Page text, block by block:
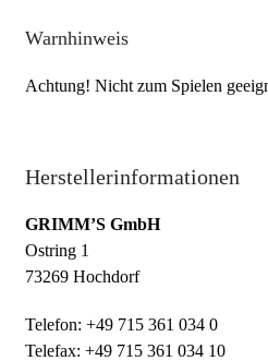
Warnhinweis
Achtung! Nicht zum Spielen
Herstellerinformationen
GRIMM’S GmbH
Ostring 1
73269 Hochdorf
Telefon: +49 715 361 034 0
Telefax: +49 715 361 034 10